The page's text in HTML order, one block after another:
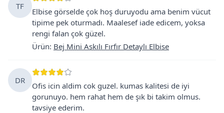
TF
Elbise görselde çok hoş duruyodu ama benim vücut
tipime pek oturmadı. Maalesef iade edicem, yoksa
rengi falan çok güzel.
Ürün: Bej Mini Askılı Fırfır Detaylı Elbise
DR
Ofis icin aldim cok guzel. kumas kalitesi de iyi
gorunuyo. hem rahat hem de şık bi takim olmus.
tavsiye ederim.